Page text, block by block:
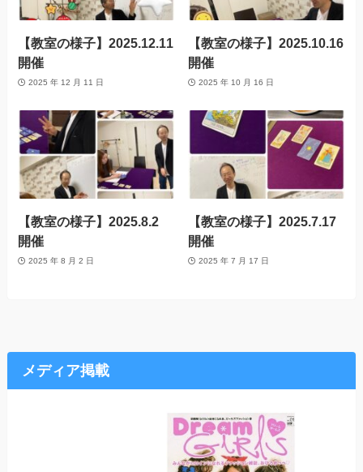
【教室の様子】2025.12.11
開催
2025 年 12 月 11 日
【教室の様子】2025.10.16
開催
2025 年 10 月 16 日
【教室の様子】2025.8.2
開催
2025 年 8 月 2 日
【教室の様子】2025.7.17
開催
2025 年 7 月 17 日
メディア掲載